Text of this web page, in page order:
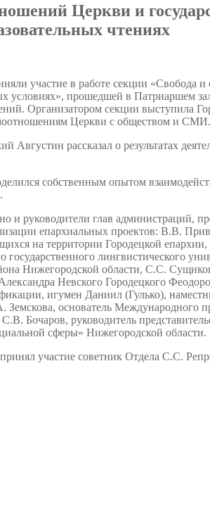
Церкви и
чтениях
участие в работе секции «Свобода и
условиях», прошедшей в Патриаршем
Организатором секции выступила
Церкви с обществом и СМИ.
рассказал о результатах
собственным опытом
и руководители глав администраций,
епархиальных проектов: В.В.
на территории Городецкой
лингвистического
Нижегородской области, С.С.
Невского Городецкого
игумен Даниил (Гулько),
основатель Международного
руководитель
сферы» Нижегородской области.
участие советник Отдела С.С.